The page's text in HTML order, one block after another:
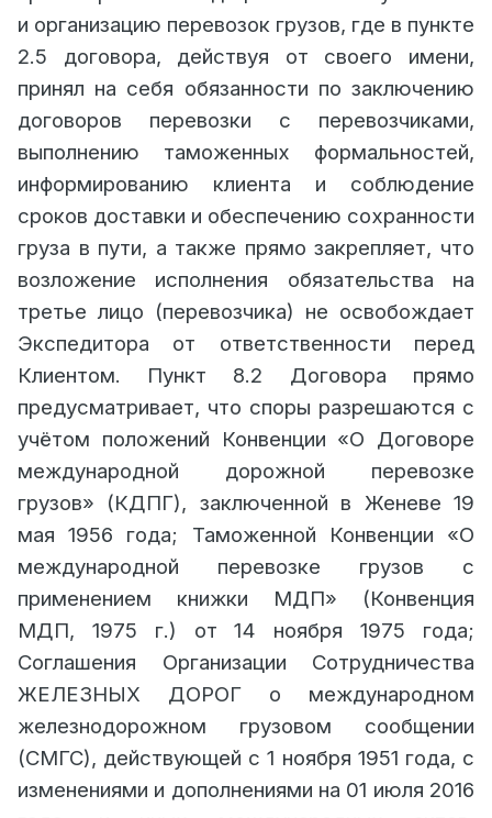
и организацию перевозок грузов, где в пункте
2.5 договора, действуя от своего имени,
принял на себя обязанности по заключению
договоров перевозки с перевозчиками,
выполнению таможенных формальностей,
информированию клиента и соблюдение
сроков доставки и обеспечению сохранности
груза в пути, а также прямо закрепляет, что
возложение исполнения обязательства на
третье лицо (перевозчика) не освобождает
Экспедитора от ответственности перед
Клиентом.
Пункт 8.2 Договора прямо
предусматривает, что споры разрешаются с
учётом положений Конвенции «О Договоре
международной дорожной перевозке
грузов» (КДПГ), заключенной в Женеве 19
мая 1956 года; Таможенной Конвенции «О
международной перевозке грузов с
применением книжки МДП» (Конвенция
МДП, 1975 г.) от 14 ноября 1975 года;
Соглашения Организации Сотрудничества
ЖЕЛЕЗНЫХ ДОРОГ о международном
железнодорожном грузовом сообщении
(СМГС), действующей с 1 ноября 1951 года, с
изменениями и дополнениями на 01 июля 2016